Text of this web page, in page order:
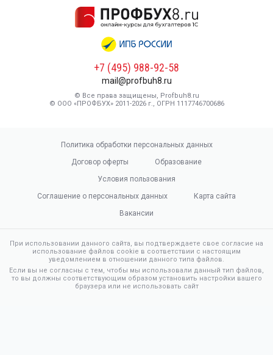
+7 (495) 988-92-58
mail@profbuh8.ru
© Все права защищены, Profbuh8.ru
© ООО «ПРОФБУХ» 2011-2026 г., ОГРН 1117746700686
Политика обработки персональных данных
Договор оферты
Образование
Условия пользования
Соглашение о персональных данных
Карта сайта
Вакансии
При использовании данного сайта, вы подтверждаете свое согласие на
использование файлов cookie в соответствии с настоящим
уведомлением в отношении данного типа файлов.
Если вы не согласны с тем, чтобы мы использовали данный тип файлов,
то вы должны соответствующим образом установить настройки вашего
браузера или не использовать сайт